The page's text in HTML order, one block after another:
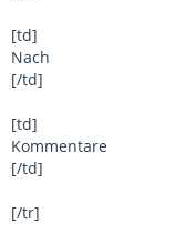
[td]
Nach
[/td]
[td]
Kommentare
[/td]
[/tr]